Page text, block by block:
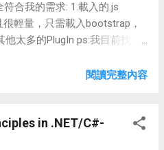
符合我的需求: 1.載入的.js
輕量，只需載入bootstrap，
太多的PlugIn ps:我目前找
程式$('.tree').treegrid();。 3.階
調整相當容易 5.事件支援 如:
閱讀完整內容
in .NET/C#-